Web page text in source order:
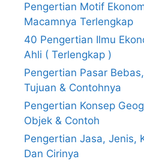
Pengertian Motif
Macamnya Terlengkap
40 Pengertian Ilmu
Ahli ( Terlengkap )
Pengertian Pasar
Tujuan & Contohnya
Pengertian Konsep
Objek & Contoh
Pengertian Jasa, Jenis,
Dan Cirinya